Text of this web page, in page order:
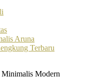
Modern